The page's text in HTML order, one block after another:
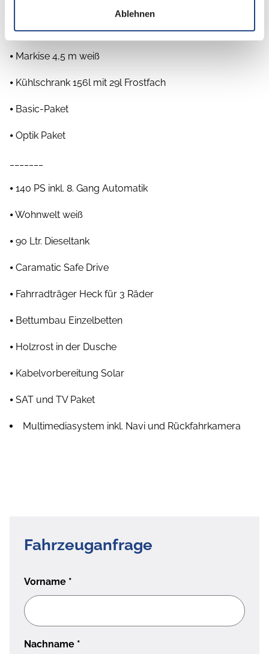
Ablehnen
⦁ Abwassertank isoliert
⦁ Markise 4,5 m weiß
⦁ Kühlschrank 156l mit 29l Frostfach
⦁ Basic-Paket
⦁ Optik Paket
⦁ 140 PS inkl. 8. Gang Automatik
⦁ Wohnwelt weiß
⦁ 90 Ltr. Dieseltank
⦁ Caramatic Safe Drive
⦁ Fahrradträger Heck für 3 Räder
⦁ Bettumbau Einzelbetten
⦁ Holzrost in der Dusche
⦁ Kabelvorbereitung Solar
⦁ SAT und TV Paket
Multimediasystem inkl. Navi und Rückfahrkamera
Fahrzeuganfrage
Vorname *
Nachname *